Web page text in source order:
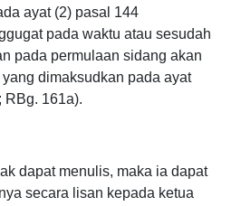
ayat (2) pasal 144
pada waktu atau sesudah
pada permulaan sidang akan
dimaksudkan pada ayat
RBg. 161a).
dapat menulis, maka ia dapat
secara lisan kepada ketua